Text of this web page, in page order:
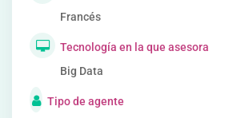
Francés
Tecnología en la que asesora
Big Data
Tipo de agente